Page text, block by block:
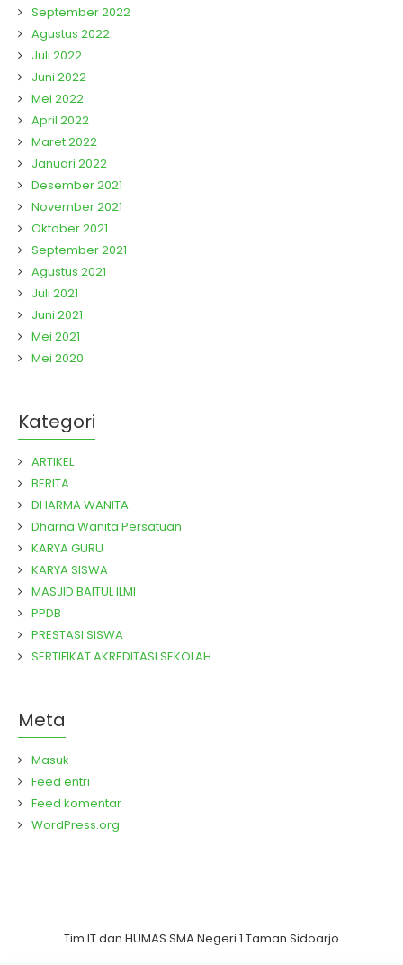
September 2022
Agustus 2022
Juli 2022
Juni 2022
Mei 2022
April 2022
Maret 2022
Januari 2022
Desember 2021
November 2021
Oktober 2021
September 2021
Agustus 2021
Juli 2021
Juni 2021
Mei 2021
Mei 2020
Kategori
ARTIKEL
BERITA
DHARMA WANITA
Dharna Wanita Persatuan
KARYA GURU
KARYA SISWA
MASJID BAITUL ILMI
PPDB
PRESTASI SISWA
SERTIFIKAT AKREDITASI SEKOLAH
Meta
Masuk
Feed entri
Feed komentar
WordPress.org
Tim IT dan HUMAS SMA Negeri 1 Taman Sidoarjo